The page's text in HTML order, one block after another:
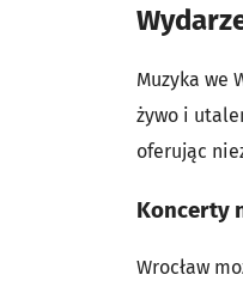
Muzyka we
żywo i
oferując
Koncerty
Wrocław